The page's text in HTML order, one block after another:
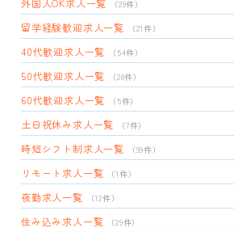
（29件）
留学経験歓迎求人一覧 （21件）
40代歓迎求人一覧 （54件）
50代歓迎求人一覧 （28件）
60代歓迎求人一覧 （5件）
土日祝休み求人一覧 （7件）
時短シフト制求人一覧 （99件）
リモート求人一覧 （1件）
夜勤求人一覧 （12件）
住み込み求人一覧 （29件）